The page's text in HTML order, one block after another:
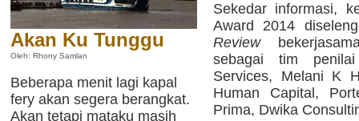
Akan Ku Tunggu
Oleh: Rhony Samlan
Beberapa menit lagi kapal
fery akan segera berangkat.
Akan tetapi mataku masih
Sekedar informasi,
Award 2014
Review
sebagai tim
Services, Melani K
Human Capital,
Prima, Dwika